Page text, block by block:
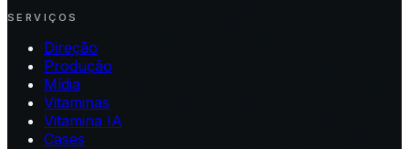
SERVIÇOS
Direção
Produção
Mídia
Vitaminas
Vitamina IA
Cases